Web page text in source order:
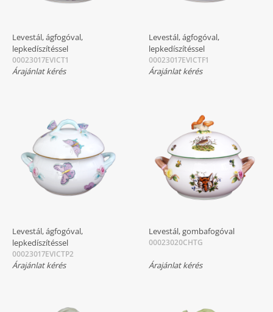
Levestál, ágfogóval,
lepkedíszítéssel
00023017EVICT1
Árajánlat kérés
Levestál, ágfogóval,
lepkedíszítéssel
00023017EVICTF1
Árajánlat kérés
Levestál, ágfogóval,
lepkedíszítéssel
00023017EVICTP2
Árajánlat kérés
Levestál, gombafogóval
00023020CHTG
Árajánlat kérés